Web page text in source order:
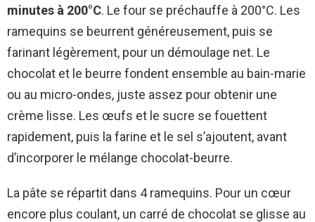
minutes à 200°C. Le four se préchauffe à 200°C. Les
ramequins se beurrent généreusement, puis se
farinant légèrement, pour un démoulage net. Le
chocolat et le beurre fondent ensemble au bain-marie
ou au micro-ondes, juste assez pour obtenir une
crème lisse. Les œufs et le sucre se fouettent
rapidement, puis la farine et le sel s’ajoutent, avant
d’incorporer le mélange chocolat-beurre.
La pâte se répartit dans 4 ramequins. Pour un cœur
encore plus coulant, un carré de chocolat se glisse au